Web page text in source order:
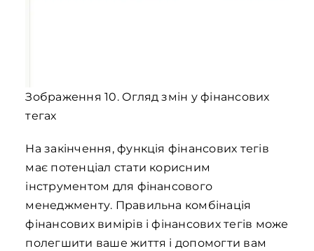
Зображення 10. Огляд змін у фінансових
тегах
На закінчення, функція фінансових тегів
має потенціал стати корисним
інструментом для фінансового
менеджменту. Правильна комбінація
фінансових вимірів і фінансових тегів може
полегшити ваше життя і допомогти вам